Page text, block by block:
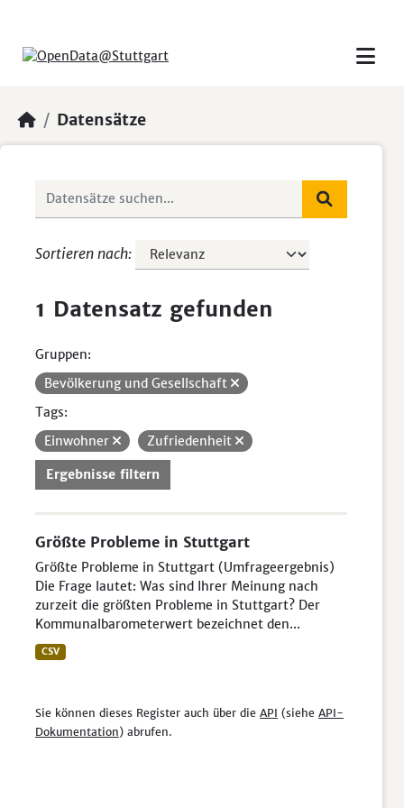
Datensätze
Sortieren nach
1 Datensatz gefunden
Gruppen:
Bevölkerung und Gesellschaft
Tags:
Einwohner
Zufriedenheit
Ergebnisse filtern
Größte Probleme in Stuttgart
Größte Probleme in Stuttgart (Umfrageergebnis)
Die Frage lautet: Was sind Ihrer Meinung nach
zurzeit die größten Probleme in Stuttgart? Der
Kommunalbarometerwert bezeichnet den...
CSV
Sie können dieses Register auch über die API (siehe API-
Dokumentation) abrufen.